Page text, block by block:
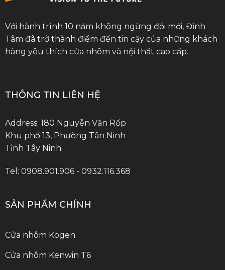
Với hành trình 10 năm không ngừng đổi mới, Đỉnh
Tâm đã trở thành điểm đến tin cậy của những khách
hàng yêu thích cửa nhôm và nội thất cao cấp.
THÔNG TIN LIÊN HỆ
Address: 180 Nguyễn Văn Rốp
Khu phố 13, Phường Tân Ninh
Tỉnh Tây Ninh
Tel: 0908.901.906 - 0932.116.368
SẢN PHẨM CHÍNH
Cửa nhôm Kogen
Cửa nhôm Kenwin T6